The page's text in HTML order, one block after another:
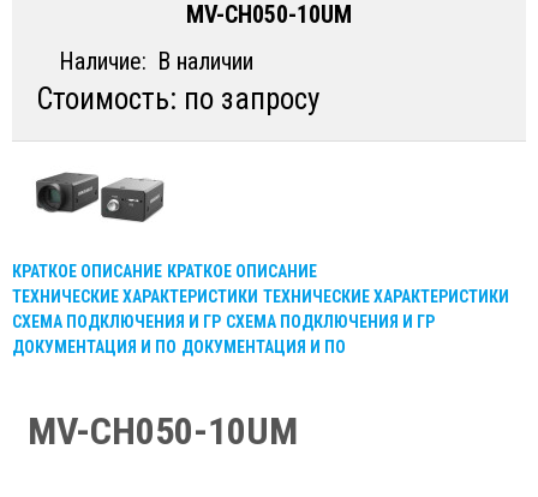
НОВОСТИ
ДОСТАВКА И ОПЛАТА
КОНТАКТЫ
MV-CH050-10UM
Наличие: В наличии
Стоимость: по запросу
КРАТКОЕ ОПИСАНИЕ КРАТКОЕ ОПИСАНИЕ
ТЕХНИЧЕСКИЕ ХАРАКТЕРИСТИКИ ТЕХНИЧЕСКИЕ ХАРАКТЕРИСТИКИ
СХЕМА ПОДКЛЮЧЕНИЯ И ГР СХЕМА ПОДКЛЮЧЕНИЯ И ГР
ДОКУМЕНТАЦИЯ И ПО ДОКУМЕНТАЦИЯ И ПО
MV-CH050-10UM